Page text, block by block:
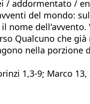
/ addormentato /
del mondo:
Qualcuno che
nella
1,3-9; Marco 13,